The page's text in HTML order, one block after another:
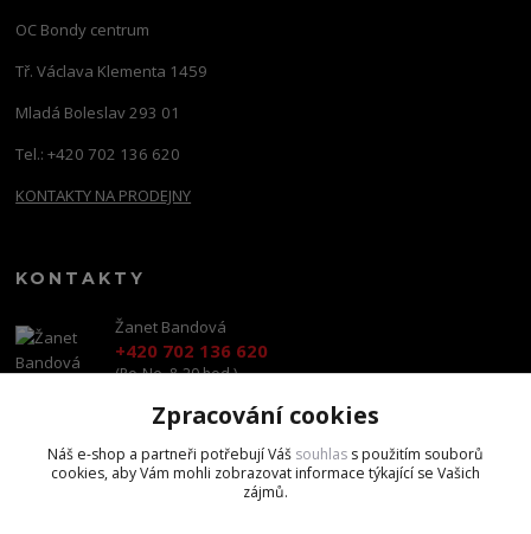
OC Bondy centrum
Tř. Václava Klementa 1459
Mladá Boleslav 293 01
Tel.: +420 702 136 620
KONTAKTY NA PRODEJNY
KONTAKTY
Žanet Bandová
+420 702 136 620
(Po-Ne, 8-20 hod.)
shop@brandscapital.cz
Zpracování cookies
Náš e-shop a partneři potřebují Váš souhlas s použitím souborů
cookies, aby Vám mohli zobrazovat informace týkající se Vašich
zájmů.